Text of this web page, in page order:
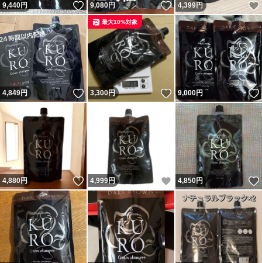
9,440円 いいね！
9,080円 いいね！
4,399円
4,849円 いいね！
3,300円 いいね！
最大10%対象
9,000円
4,880円 いいね！
4,999円 いいね！
4,850円